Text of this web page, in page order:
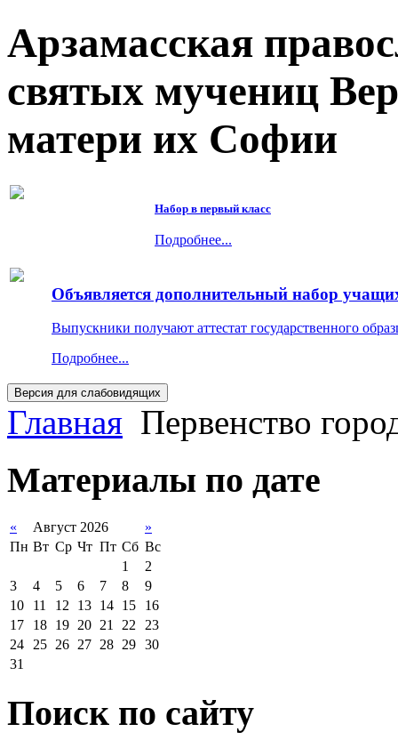
Арзамасская
святых мучениц
матери их Софии
Набор в первый класс
Подробнее...
Объявляется дополнительный набор
Выпускники получают аттестат государственного
Подробнее...
Главная Первенство
Материалы по дате
« Август 2026
»
Пн Вт Ср Чт Пт Сб Вс
1
2
3
4 5 6 7 8
9
10
11 12 13 14 15
16
17
18 19 20 21 22
23
24
25 26 27 28 29 30
31
Поиск по сайту